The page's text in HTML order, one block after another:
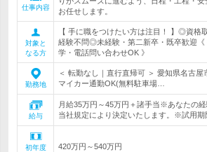
仕事内容
お任せします。
対象と
なる方
【 手に職をつけたい方は注目！ 】◎資格
経験不問◎未経験・第二新卒・既卒歓迎《
学・電話問い合わせOK 》
勤務地
＜ 転勤なし｜直行直帰可 ＞ 愛知県名古
マイカー通勤OK(無料駐車場…
給与
月給35万円～45万円＋諸手当※あなたの経
当社規定により決定いたします。※試用期
初年度
420万円～540万円